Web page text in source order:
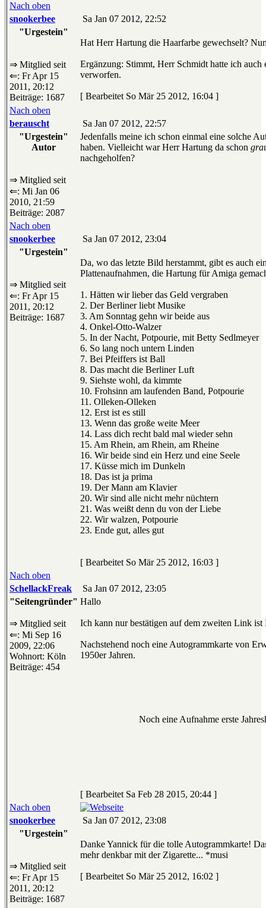
Nach oben
snookerbee
Sa Jan 07 2012, 22:52
"Urgestein"
⇒ Mitglied seit
⇐: Fr Apr 15
2011, 20:12
Beiträge: 1687
Hat Herr Hartung die Haarfarbe gewechselt?
Ergänzung: Stimmt, Herr Schmidt hatte ich auch
verworfen.
[ Bearbeitet So Mär 25 2012, 16:04 ]
Nach oben
berauscht
Sa Jan 07 2012, 22:57
"Urgestein"
Autor
⇒ Mitglied seit
⇐: Mi Jan 06
2010, 21:59
Beiträge: 2087
Jedenfalls meine ich schon einmal eine solche
haben. Vielleicht war Herr Hartung da schon
nachgeholfen?
Nach oben
snookerbee
Sa Jan 07 2012, 23:04
"Urgestein"
⇒ Mitglied seit
⇐: Fr Apr 15
2011, 20:12
Beiträge: 1687
Da, wo das letzte Bild herstammt, gibt es auch
Plattenaufnahmen, die Hartung für Amiga
1. Hätten wir lieber das Geld vergraben
2. Der Berliner liebt Musike
3. Am Sonntag gehn wir beide aus
4. Onkel-Otto-Walzer
5. In der Nacht, Potpourie, mit Betty Sedlmeyer
6. So lang noch untern Linden
7. Bei Pfeiffers ist Ball
8. Das macht die Berliner Luft
9. Siehste wohl, da kimmte
10. Frohsinn am laufenden Band, Potpourie
11. Olleken-Olleken
12. Erst ist es still
13. Wenn das große weite Meer
14. Lass dich recht bald mal wieder sehn
15. Am Rhein, am Rhein, am Rheine
16. Wir beide sind ein Herz und eine Seele
17. Küsse mich im Dunkeln
18. Das ist ja prima
19. Der Mann am Klavier
20. Wir sind alle nicht mehr nüchtern
21. Was weißt denn du von der Liebe
22. Wir walzen, Potpourie
23. Ende gut, alles gut
[ Bearbeitet So Mär 25 2012, 16:03 ]
Nach oben
SchellackFreak
Sa Jan 07 2012, 23:05
"Seitengründer"
⇒ Mitglied seit
⇐: Mi Sep 16
2009, 22:06
Wohnort: Köln
Beiträge: 454
Hallo
Ich kann nur bestätigen auf dem zweiten Link
Nachstehend noch eine Autogrammkarte von
1950er Jahren.
Noch eine Aufnahme erste
[ Bearbeitet Sa Feb 28 2015, 20:44 ]
Nach oben
snookerbee
Sa Jan 07 2012, 23:08
"Urgestein"
⇒ Mitglied seit
⇐: Fr Apr 15
2011, 20:12
Beiträge: 1687
Danke Yannick für die tolle Autogrammkarte!
mehr denkbar mit der Zigarette... *musi
[ Bearbeitet So Mär 25 2012, 16:02 ]